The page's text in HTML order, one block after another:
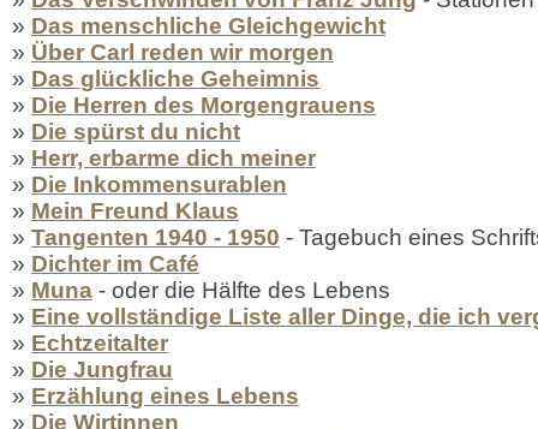
» Das menschliche Gleichgewicht
» Über Carl reden wir morgen
» Das glückliche Geheimnis
» Die Herren des Morgengrauens
» Die spürst du nicht
» Herr, erbarme dich meiner
» Die Inkommensurablen
» Mein Freund Klaus
» Tangenten 1940 - 1950 - Tagebuch eines
» Dichter im Café
» Muna - oder die Hälfte des Lebens
» Eine vollständige Liste aller Dinge, die ich
» Echtzeitalter
» Die Jungfrau
» Erzählung eines Lebens
» Die Wirtinnen